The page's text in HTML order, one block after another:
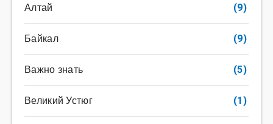
Алтай (9)
Байкал (9)
Важно знать (5)
Великий Устюг (1)